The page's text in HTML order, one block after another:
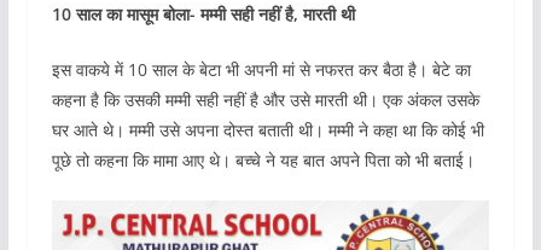
10 साल का मासूम बोला- मम्मी सही नहीं है, मारती थी
इस वाकये में 10 साल के बेटा भी अपनी मां से नफरत कर बैठा है। बेटे का
कहना है कि उसकी मम्मी सही नहीं है और उसे मारती थी। एक अंकल उसके
घर आते थे। मम्मी उसे अपना दोस्त बताती थी। मम्मी ने कहा था कि कोई भी
पूछे तो कहना कि मामा आए थे। बच्चे ने यह बात अपने पिता को भी बताई।